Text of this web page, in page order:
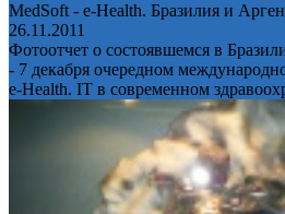
MedSoft - e-Health. Бразилия и
26.11.2011
Фотоотчет о состоявшемся в
- 7 декабря очередном
e-Health. IT в современном